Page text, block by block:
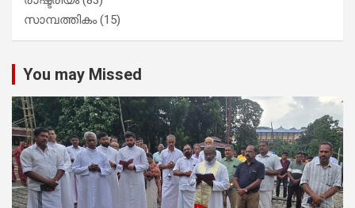
സാമ്പത്തികം(15)
You may Missed